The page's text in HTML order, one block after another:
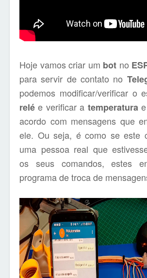
Hoje vamos criar um bot no
para servir de contato no
podemos modificar/verificar o
relée verificar a temperaturae
acordo com mensagens que
ele. Ou seja, é como se este
uma pessoa real que
os seus comandos, estes
programa de troca de